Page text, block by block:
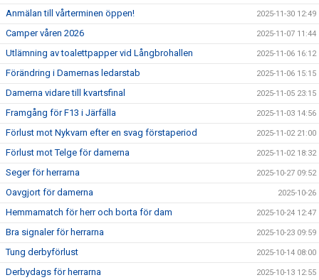
Anmälan till vårterminen öppen! 2025-11-30 12:49
Camper våren 2026 2025-11-07 11:44
Utlämning av toalettpapper vid Långbrohallen 2025-11-06 16:12
Förändring i Damernas ledarstab 2025-11-06 15:15
Damerna vidare till kvartsfinal 2025-11-05 23:15
Framgång för F13 i Järfälla 2025-11-03 14:56
Förlust mot Nykvarn efter en svag förstaperiod 2025-11-02 21:00
Förlust mot Telge för damerna 2025-11-02 18:32
Seger för herrarna 2025-10-27 09:52
Oavgjort för damerna 2025-10-26
Hemmamatch för herr och borta för dam 2025-10-24 12:47
Bra signaler för herrarna 2025-10-23 09:59
Tung derbyförlust 2025-10-14 08:00
Derbydags för herrarna 2025-10-13 12:55